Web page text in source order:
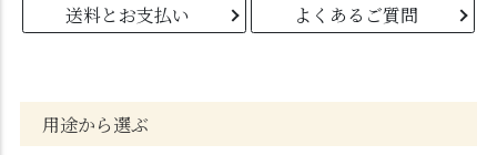
送料とお支払い よくあるご質問
用途から選ぶ